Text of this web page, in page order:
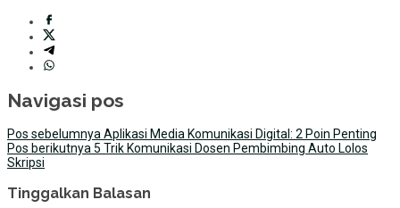
Navigasi pos
Pos sebelumnyaAplikasi Media Komunikasi Digital: 2 Poin Penting
Pos berikutnya5 Trik Komunikasi Dosen Pembimbing Auto Lolos
Skripsi
Tinggalkan Balasan